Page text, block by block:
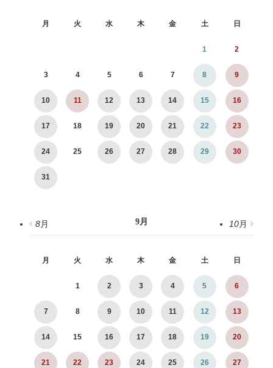
月 火 水 木 金 土 日
1 2
3 4 5 6 7 8 9
10 11 12 13 14 15 16
17 18 19 20 21 22 23
24 25 26 27 28 29 30
31
9月
月 火 水 木 金 土 日
1 2 3 4 5 6
7 8 9 10 11 12 13
14 15 16 17 18 19 20
21 22 23 24 25 26 27
8月 10月